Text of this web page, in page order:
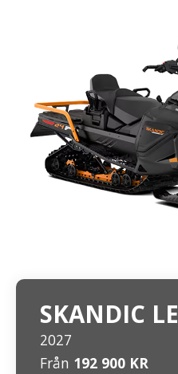
SKANDIC LE
2027
Från 192 900 KR